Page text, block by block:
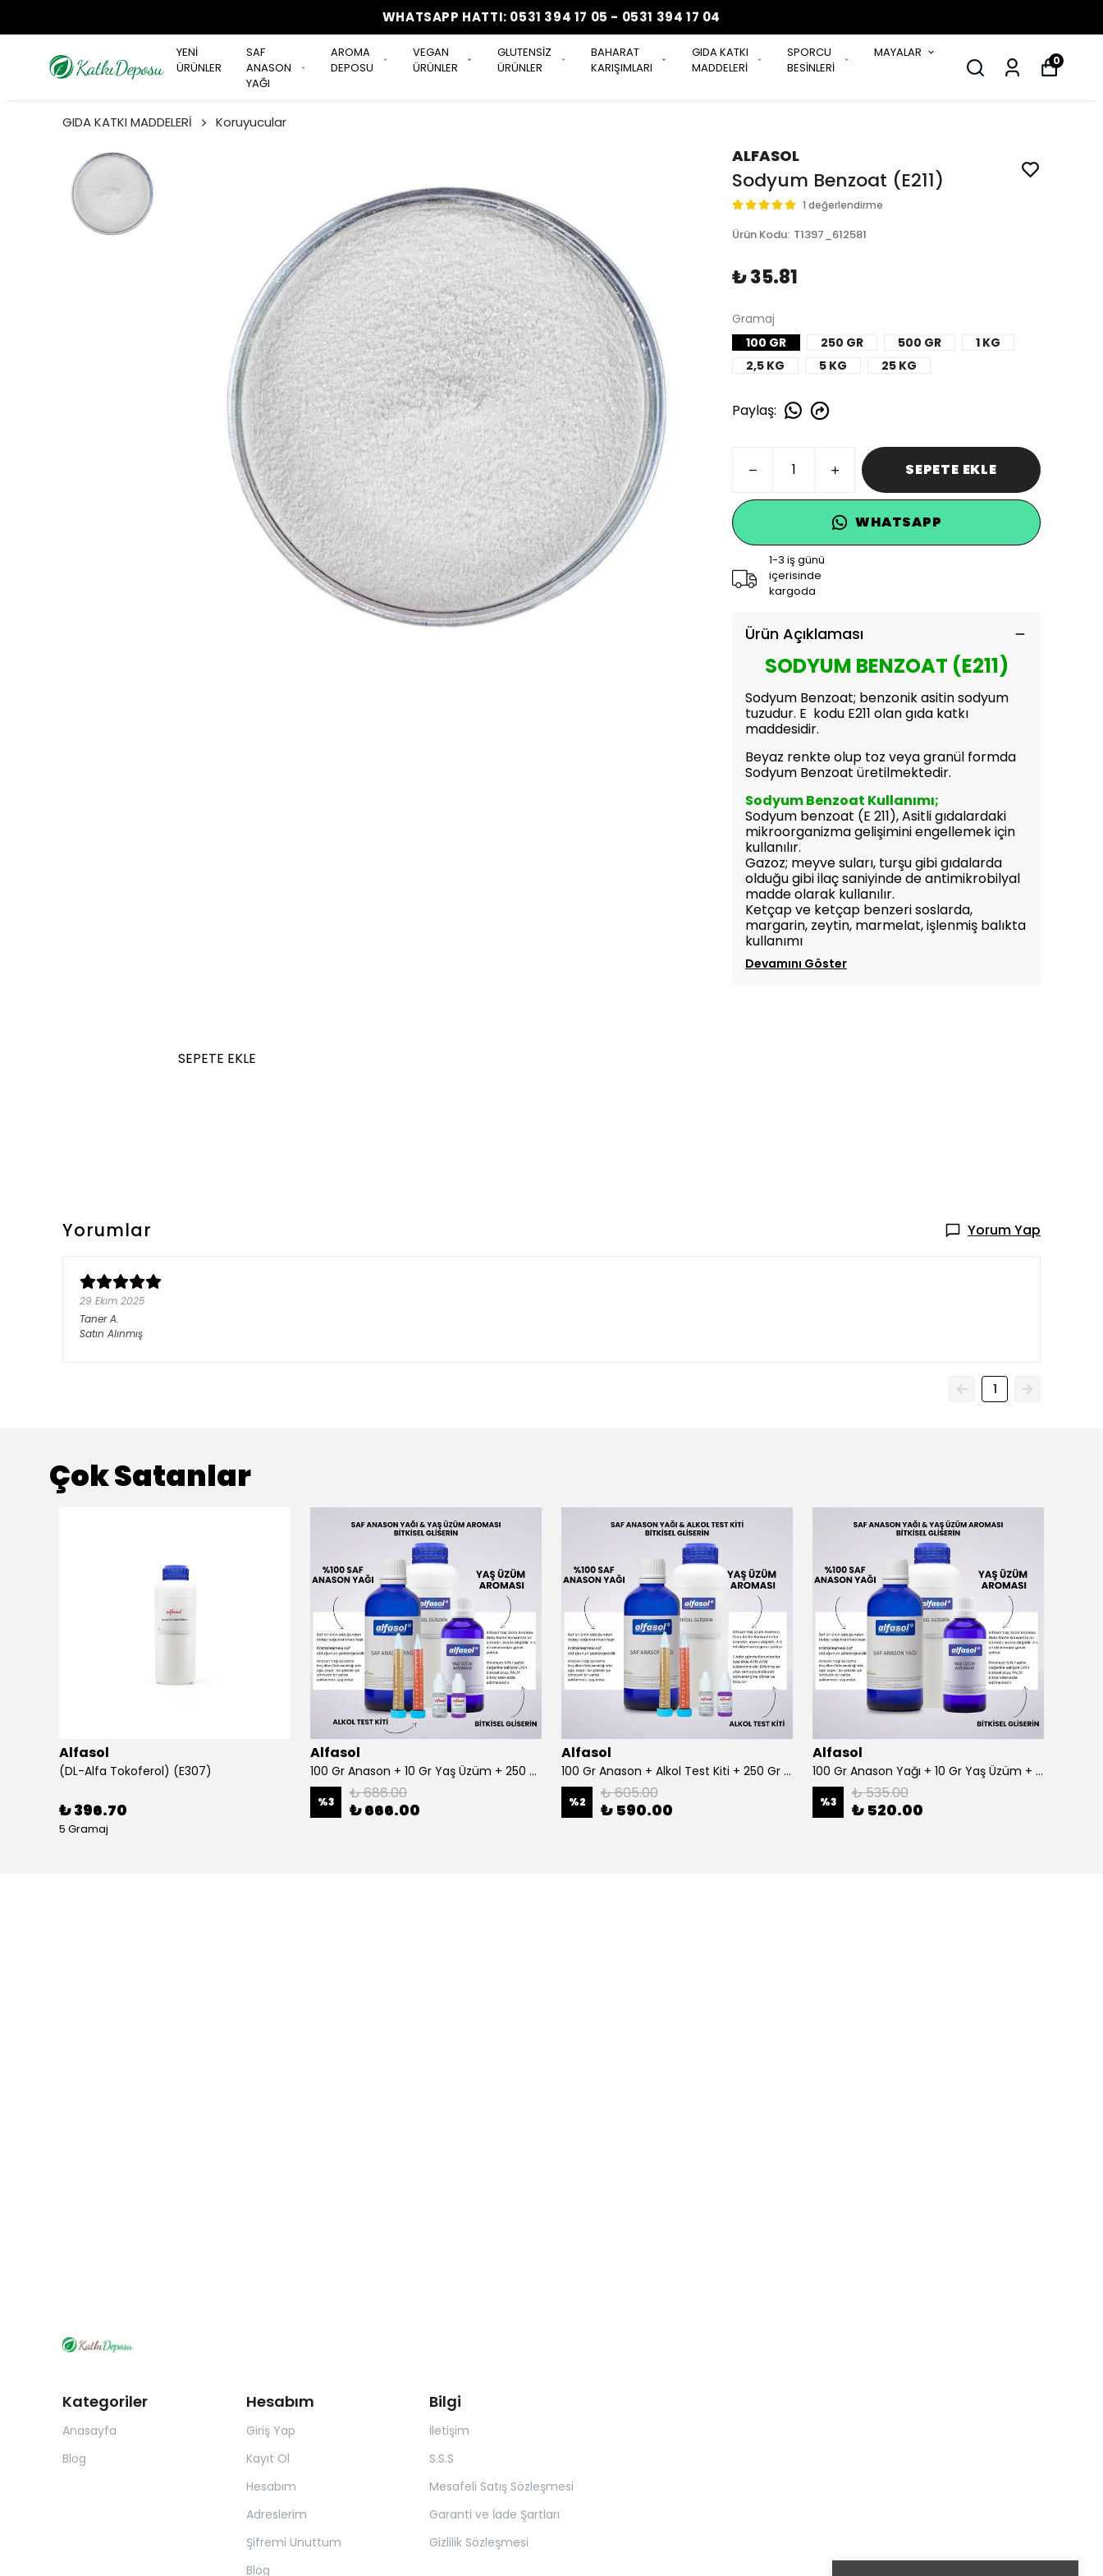
WHATSAPP HATTI: 0531 394 17 05 - 0531 394 17 04
YENİ
ÜRÜNLER
SAF
ANASON
YAĞI
AROMA
DEPOSU
VEGAN
ÜRÜNLER
GLUTENSİZ
ÜRÜNLER
BAHARAT
KARIŞIMLARI
GIDA KATKI
MADDELERİ
SPORCU
BESİNLERİ
MAYALAR
0
GIDA KATKI MADDELERİ Koruyucular
ALFASOL
Sodyum Benzoat (E211)
1 değerlendirme
Ürün Kodu: T1397_612581
₺ 35.81
Gramaj
100 GR
250 GR 500 GR
1 KG
2,5 KG
5 KG 25 KG
Paylaş:
SEPETE EKLE
WHATSAPP
1-3 iş günü
içerisinde
kargoda
Ürün Açıklaması
SODYUM BENZOAT (E211)
Sodyum Benzoat; benzonik asitin sodyum
tuzudur. E kodu E211 olan gıda katkı
maddesidir.
Beyaz renkte olup toz veya granül formda
Sodyum Benzoat üretilmektedir.
Sodyum Benzoat Kullanımı;
Sodyum benzoat (E 211), Asitli gıdalardaki
mikroorganizma gelişimini engellemek için
kullanılır.
Gazoz; meyve suları, turşu gibi gıdalarda
olduğu gibi ilaç saniyinde de antimikrobilyal
madde olarak kullanılır.
Ketçap ve ketçap benzeri soslarda,
margarin, zeytin, marmelat, işlenmiş balıkta
kullanımı
Devamını Göster
SEPETE EKLE
Yorumlar Yorum Yap
29 Ekim 2025
Taner A.
Satın Alınmış
1
Çok Satanlar
Alfasol
(DL-Alfa Tokoferol) (E307)
₺ 396.70
5 Gramaj
Alfasol
100 Gr Anason + 10 Gr Yaş Üzüm + 250 Gr Gliserin + Alkol Test Kiti
%3 ₺ 686.00
₺ 666.00
Alfasol
100 Gr Anason + Alkol Test Kiti + 250 Gr Gliserin
%2 ₺ 605.00
₺ 590.00
Alfasol
100 Gr Anason Yağı + 10 Gr Yaş Üzüm + 250 Gr Gliserin
%3 ₺ 535.00
₺ 520.00
Kategoriler
Anasayfa
Blog
Hesabım
Giriş Yap
Kayıt Ol
Hesabım
Adreslerim
Şifremi Unuttum
Blog
Bilgi
İletişim
S.S.S
Mesafeli Satış Sözleşmesi
Garanti ve İade Şartları
Gizlilik Sözleşmesi